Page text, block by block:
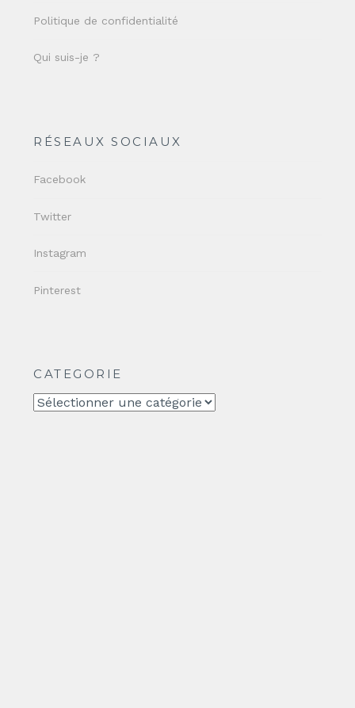
Politique de confidentialité
Qui suis-je ?
RÉSEAUX SOCIAUX
Facebook
Twitter
Instagram
Pinterest
CATEGORIE
CATEGORIE